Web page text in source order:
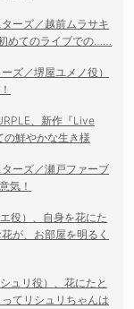
ーズ／越前ムラサキ
めてのライブでの……
ズ／堺屋ユメノ役）
、新作『Live
鮮やかな生き様
ーズ／瀬戸ファーブ
気！
役）、自身を花にた
が、お部屋を明るく
ュリ役）、花にたと
てリシュリちゃんは